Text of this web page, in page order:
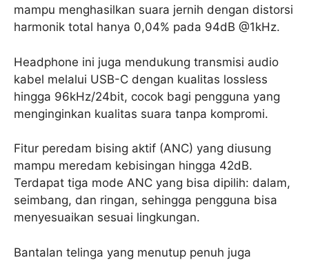
mampu menghasilkan suara jernih dengan distorsi
harmonik total hanya 0,04% pada 94dB @1kHz.
Headphone ini juga mendukung transmisi audio
kabel melalui USB-C dengan kualitas lossless
hingga 96kHz/24bit, cocok bagi pengguna yang
menginginkan kualitas suara tanpa kompromi.
Fitur peredam bising aktif (ANC) yang diusung
mampu meredam kebisingan hingga 42dB.
Terdapat tiga mode ANC yang bisa dipilih: dalam,
seimbang, dan ringan, sehingga pengguna bisa
menyesuaikan sesuai lingkungan.
Bantalan telinga yang menutup penuh juga